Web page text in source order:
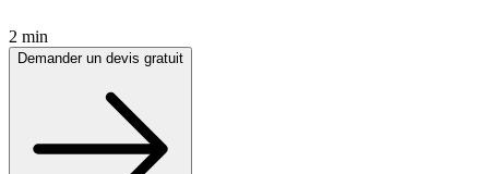
2 min
Demander un devis gratuit